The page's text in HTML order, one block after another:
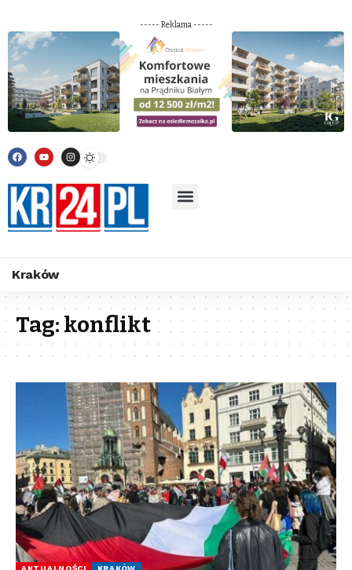
----- Reklama -----
Kraków
Tag:konflikt
AKTUALNOŚCI KRAKÓW